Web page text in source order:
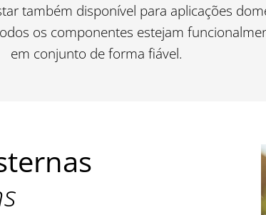
também disponível para aplicações
os componentes estejam
em conjunto de forma fiável.